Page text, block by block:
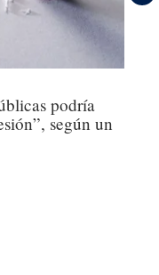
podría
según un